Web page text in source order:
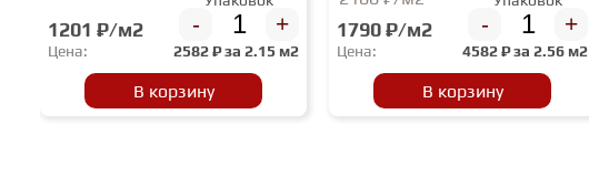
1201 ₽/м2 - +
Цена: 2582₽ за 2.15 м2
В корзину
1790 ₽/м2 - +
Цена: 4582₽ за 2.56 м2
В корзину